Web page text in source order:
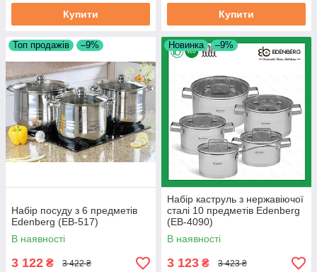
Купити Купити
Топ продажів –9%
Набір посуду з 6 предметів
Edenberg (EB-517)
В наявності
3 122 ₴ 3 422 ₴
Новинка –9%
Набір каструль з нержавіючої
сталі 10 предметів Edenberg
(EB-4090)
В наявності
3 123 ₴ 3 423 ₴